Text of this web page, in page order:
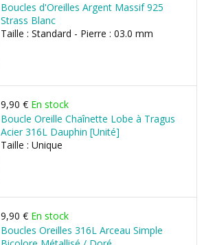
Boucles d'Oreilles Argent Massif 925
Strass Blanc
Taille : Standard - Pierre : 03.0 mm
9,90 € En stock
Boucle Oreille Chaînette Lobe à Tragus
Acier 316L Dauphin [Unité]
Taille : Unique
9,90 € En stock
Boucles Oreilles 316L Arceau Simple